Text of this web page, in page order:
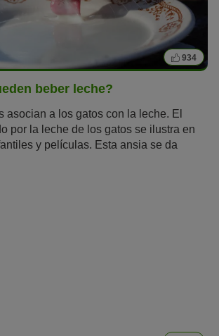
934
beber leche?
asocian a los gatos con la leche. El
por la leche de los gatos se ilustra en
y películas. Esta ansia se da